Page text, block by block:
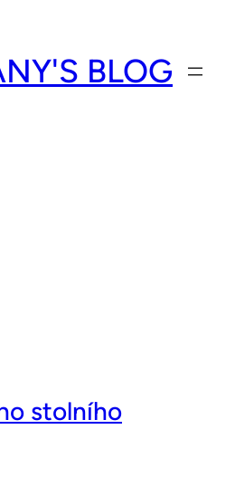
BLOG
stolního